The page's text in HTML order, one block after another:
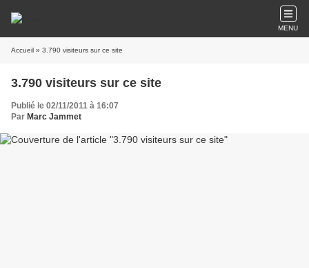
MENU
Accueil » 3.790 visiteurs sur ce site
3.790 visiteurs sur ce site
Publié le 02/11/2011 à 16:07
Par Marc Jammet